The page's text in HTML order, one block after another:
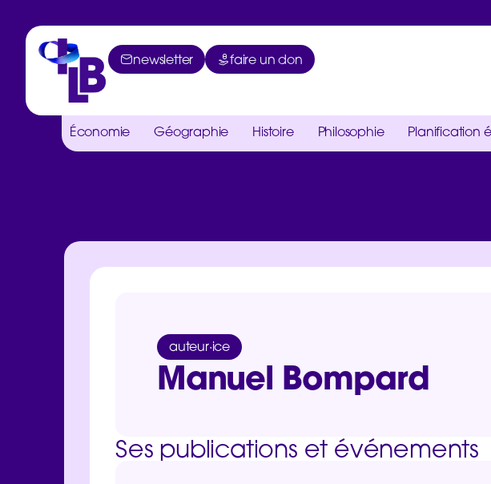
newsletter
faire un don
Économie Géographie Histoire Philosophie Planification
auteur·ice
Manuel Bompard
Ses publications et événements